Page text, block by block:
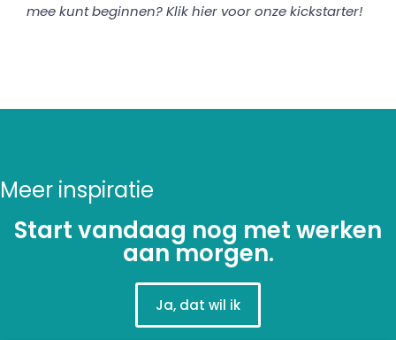
mee kunt beginnen? Klik hier vooronze kickstarter!
Meer inspiratie
Start vandaag nog met werken
aan morgen.
Ja, dat wil ik